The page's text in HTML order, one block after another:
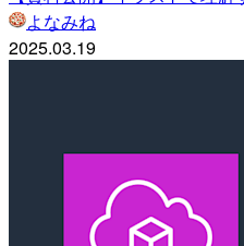
よなみね
2025.03.19